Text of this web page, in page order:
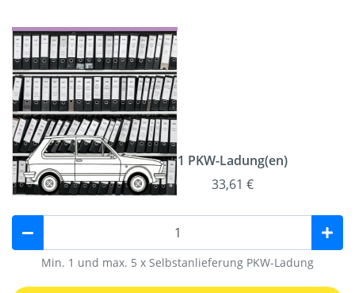
1 PKW-Ladung(en)
33,61 €
Min. 1 und max. 5 x Selbstanlieferung PKW-Ladung